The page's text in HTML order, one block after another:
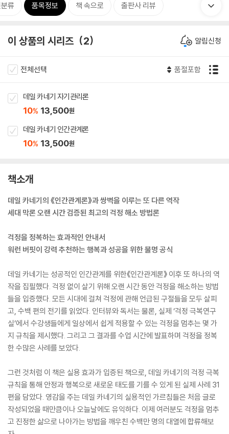
류 품목정보 책 속으로 출판사 리뷰
이 상품의 시리즈 2 알림신청
전체선택 품절포함
데일 카네기 자기관리론
10% 13,500원
데일 카네기 인간관계론
10% 13,500원
책소개
데일 카네기의 《인간관계론》과 쌍벽을 이루는 또 다른 역작
세대 막론 오랜 시간 검증된 최고의 걱정 해소 방법론
걱정을 정복하는 효과적인 안내서
워런 버핏이 강력 추천하는 행복과 성공을 위한 불명 공식
데일 카네기는 성공적인 인간관계를 위한《인간관계론》 이후 또 하나의 역
작을 집필했다. 걱정 없이 살기 위해 오랜 시간 동안 걱정을 해소하는 방법
들을 입증했다. 모든 시대에 걸쳐 걱정에 관해 언급된 구절들을 모두 살피
고, 수백 편의 전기를 읽었다. 인터뷰와 독서는 물론, 실제 ‘걱정 극복연구
실’에서 수강생들에게 일상에서 쉽게 적용할 수 있는 걱정을 멈추는 몇 가
지 규칙을 제시했다. 그리고 그 결과를 수업 시간에 발표하며 걱정을 정복
한 수많은 사례를 보았다.
그런 것처럼 이 책은 실용 효과가 입증된 책으로, 데일 카네기의 걱정 극복
규칙을 통해 안정과 행복으로 새로운 태도를 기를 수 있게 된 실제 사례 31
편을 담았다. 영감을 주는 데일 카네기의 실용적인 가르침들은 처음 글로
작성되었을 때만큼이나 오늘날에도 유익하다. 이제 여러분도 걱정을 멈추
고 진정한 삶으로 나아가는 방법을 깨우친 수백만 명의 대열에 합류해보